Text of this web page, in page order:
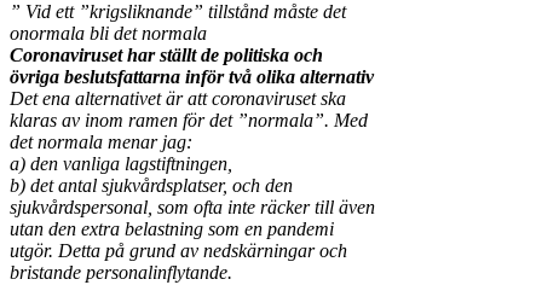
” Vid ett ”krigsliknande” tillstånd måste det
onormala bli det normala
Coronaviruset har ställt de politiska och
övriga beslutsfattarna inför två olika alternativ
Det ena alternativet är att coronaviruset ska
klaras av inom ramen för det ”normala”. Med
det normala menar jag:
a) den vanliga lagstiftningen,
b) det antal sjukvårdsplatser, och den
sjukvårdspersonal, som ofta inte räcker till även
utan den extra belastning som en pandemi
utgör. Detta på grund av nedskärningar och
bristande personalinflytande.